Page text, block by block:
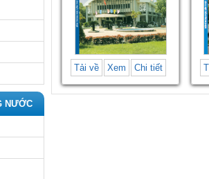
NƯỚC
Tải về Xem Chi tiết